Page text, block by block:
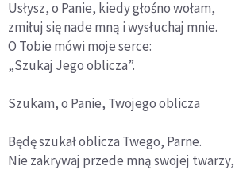
Usłysz, o Panie, kiedy głośno wołam,
zmiłuj się nade mną i wysłuchaj mnie.
O Tobie mówi moje serce:
„Szukaj Jego oblicza”.
Szukam, o Panie, Twojego oblicza
Będę szukał oblicza Twego, Parne.
Nie zakrywaj przede mną swojej twarzy,